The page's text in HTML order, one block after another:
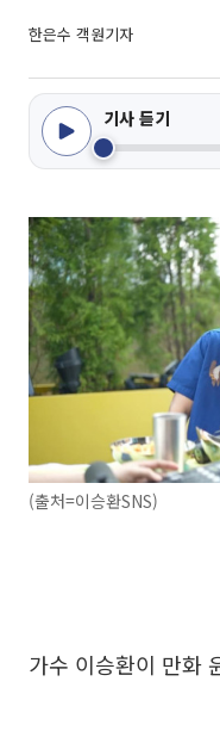
한은수 객원기자
기사 듣기
(출처=이승환SNS)
가수 이승환이 만화